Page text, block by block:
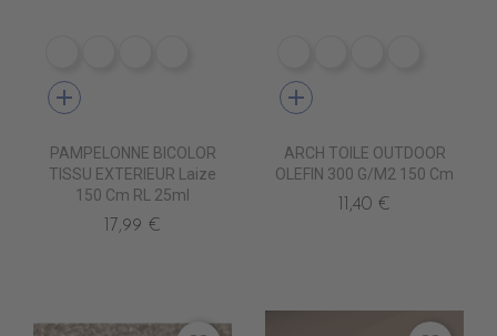
add
PAMPELONNE BICOLOR
TISSU EXTERIEUR Laize
150 Cm RL 25ml
17,99 €
add
ARCH TOILE OUTDOOR
OLEFIN 300 G/m2 150 Cm
11,40 €